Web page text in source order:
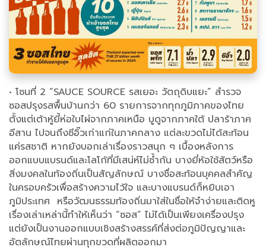
• โซนที่ 2 “SAUCE SOURCE รสเยอะ วัตถุดิบแยะ” สำรวจ
ซอสปรุงรสพื้นบ้านกว่า 60 รายการจากทุกภูมิภาคของไทย
ตั้งแต่เต้าหู้ยี้ห่อใบไผ่จากภาคเหนือ บูดูจากภาคใต้ ปลาร้าภาค
อีสาน ไปจนถึงซีอิ๊วเก่าแก่ในภาคกลาง แต่ละขวดไม่ได้สะท้อน
แค่รสชาติ หากยังบอกเล่าเรื่องราวสนุก ๆ เบื้องหลังการ
ออกแบบแบรนด์และโลโก้ที่มีเสน่ห์ไม่ซ้ำกัน บางยี่ห้อใช้สัตว์หรือ
สิ่งมงคลในท้องถิ่นเป็นสัญลักษณ์ บางชื่อสะท้อนบุคคลสำคัญ
ในครอบครัวเพื่อสร้างความไว้ใจ และบางแบรนด์ก็หยิบเอา
ภูมิประเทศ หรือวัฒนธรรมท้องถิ่นมาใส่ในชื่อให้จำง่ายและติดหู
เรื่องเล่าเหล่านี้ทำให้เห็นว่า “ซอส” ไม่ได้เป็นเพียงเครื่องปรุง
แต่ยังเป็นงานออกแบบเชิงสร้างสรรค์ที่ส่งต่อภูมิปัญญาและ
อัตลักษณ์ไทยผ่านทุกขวดที่ผลิตออกมา